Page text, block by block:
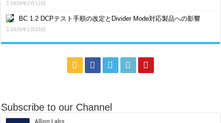
2026年2月12日
BC 1.2 DCPテスト手順の改定とDivider Mode対応製品への影響
2026年1月23日
Subscribe to our Channel